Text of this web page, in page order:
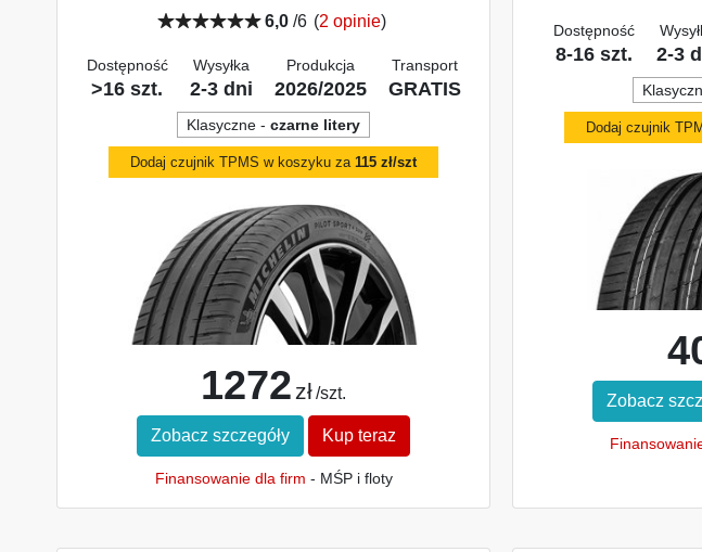
6,0/6 (2 opinie)
Dostępność
>16 szt.
Wysyłka
2-3 dni
Produkcja
2026/2025
Transport
GRATIS
Klasyczne - czarne litery
Dodaj czujnik TPMS w koszyku za 115 zł/szt
1272 zł/szt.
Zobacz szczegóły Kup teraz
Finansowanie dla firm - MŚP i floty
Dostępność
8-16 szt. 2-3
Dodaj czujnik
Zobacz